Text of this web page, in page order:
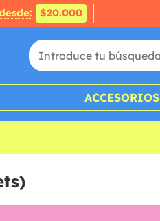
$20.000
ACCESORIOS